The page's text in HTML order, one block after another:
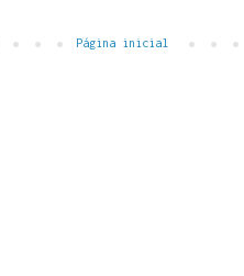
Página inicial